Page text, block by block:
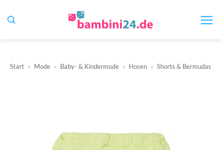
Inhalt
Start » Mode » Baby- & Kindermode » Hosen » Shorts & Bermudas